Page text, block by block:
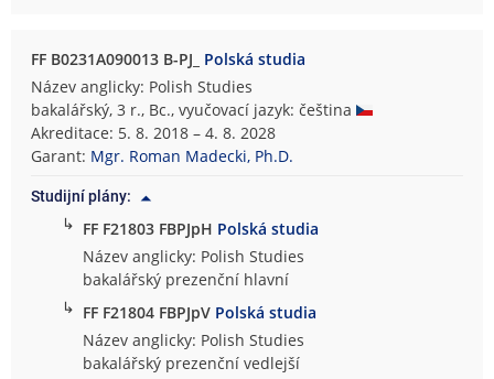
FF B0231A090013 B-PJ_ Polská studia
Název anglicky: Polish Studies
bakalářský, 3 r., Bc., vyučovací jazyk: čeština
Akreditace: 5. 8. 2018 – 4. 8. 2028
Garant: Mgr. Roman Madecki, Ph.D.
Studijní plány:
↳ FF F21803 FBPJpH Polská studia
Název anglicky: Polish Studies
bakalářský prezenční hlavní
↳ FF F21804 FBPJpV Polská studia
Název anglicky: Polish Studies
bakalářský prezenční vedlejší